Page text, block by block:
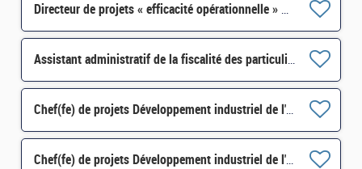
Directeur de projets « efficacité opérationnelle » H/F
Assistant administratif de la fiscalité des particuliers H/F
Chef(fe) de projets Développement industriel de l'éolien (en mer et terrestre) SI-SDTME-171 H/F
Chef(fe) de projets Développement industriel de l'éolien (en mer et terrestre) SI-SDTME-171 H/F